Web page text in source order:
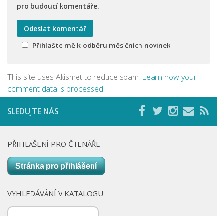
pro budoucí komentáře.
Přihlašte mě k odběru měsíčních novinek
This site uses Akismet to reduce spam. Learn how your
comment data is processed.
SLEDUJTE NÁS
PŘIHLÁŠENÍ PRO ČTENÁŘE
Stránka pro přihlášení
VYHLEDÁVÁNÍ V KATALOGU